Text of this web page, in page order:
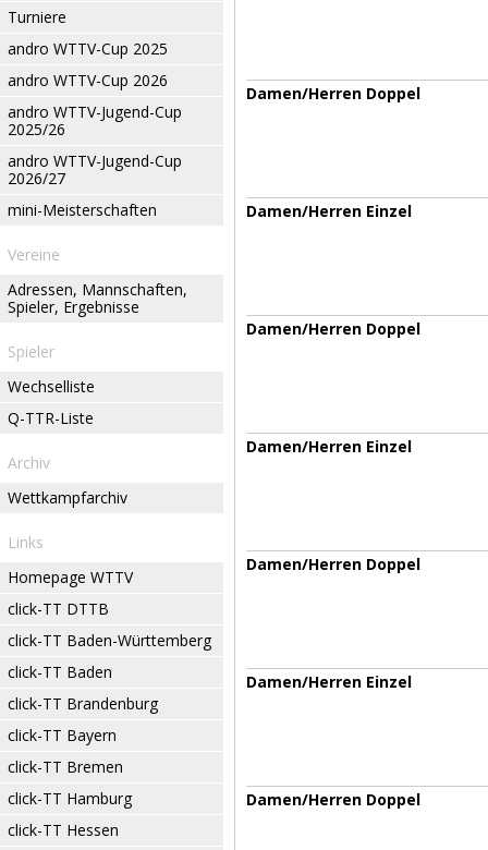
Turniere
andro WTTV-Cup 2025
andro WTTV-Cup 2026
andro WTTV-Jugend-Cup
2025/26
andro WTTV-Jugend-Cup
2026/27
mini-Meisterschaften
Vereine
Adressen, Mannschaften,
Spieler, Ergebnisse
Spieler
Wechselliste
Q-TTR-Liste
Archiv
Wettkampfarchiv
Links
Homepage WTTV
click-TT DTTB
click-TT Baden-Württemberg
click-TT Baden
click-TT Brandenburg
click-TT Bayern
click-TT Bremen
click-TT Hamburg
click-TT Hessen
Damen/Herren Doppel
Damen/Herren Einzel
Damen/Herren Doppel
Damen/Herren Einzel
Damen/Herren Doppel
Damen/Herren Einzel
Damen/Herren Doppel